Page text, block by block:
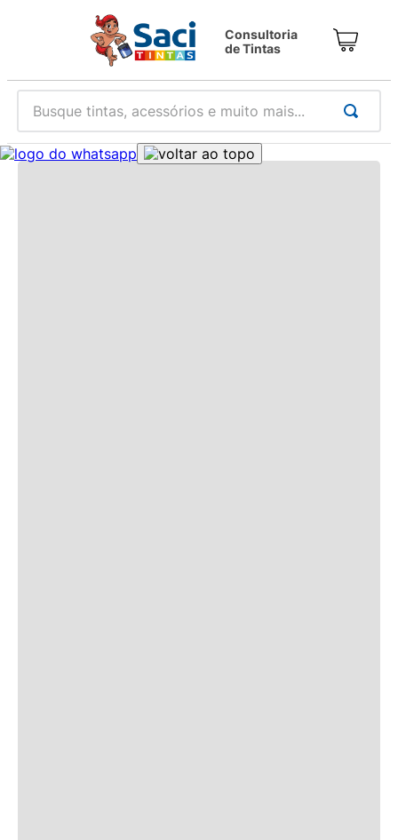
Consultoria
de Tintas
Busque tintas, acessórios e muito mais...